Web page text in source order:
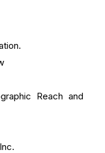
Reach and